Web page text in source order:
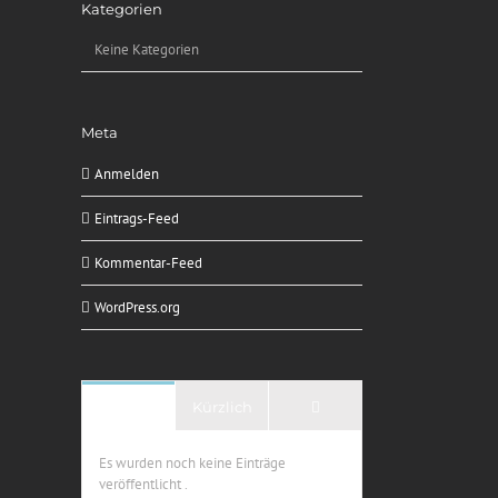
Kategorien
Keine Kategorien
Meta
Anmelden
Eintrags-Feed
Kommentar-Feed
WordPress.org
Es wurden noch keine Einträge
veröffentlicht .